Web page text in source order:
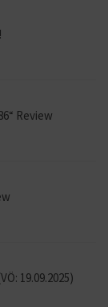
Review
19.09.2025)